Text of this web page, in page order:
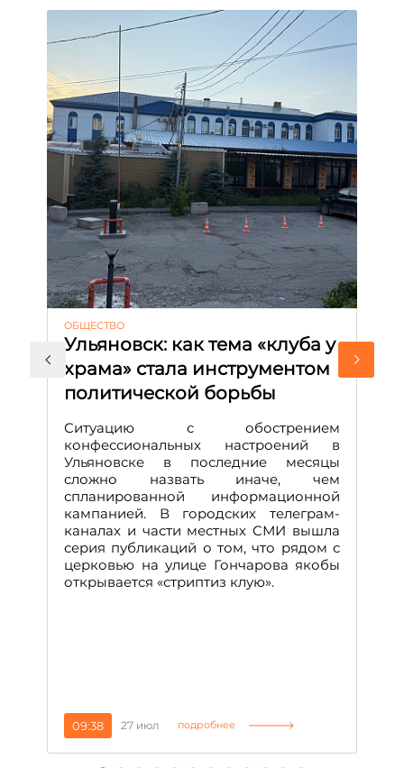
ОБЩЕСТВО
Ульяновск: как тема «клуба у
храма» стала инструментом
политической борьбы
Ситуацию с обострением
конфессиональных настроений в
Ульяновске в последние месяцы
сложно назвать иначе, чем
спланированной информационной
кампанией. В городских телеграм-
каналах и части местных СМИ вышла
серия публикаций о том, что рядом с
церковью на улице Гончарова якобы
открывается «стриптиз клую».
09:38 27 июл подробнее